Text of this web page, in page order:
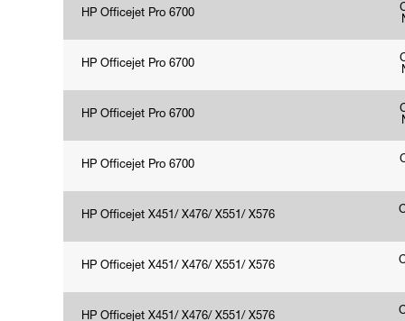
HP Officejet Pro 6700
HP Officejet Pro 6700
HP Officejet Pro 6700
HP Officejet Pro 6700
HP Officejet X451/ X476/ X551/ X576
HP Officejet X451/ X476/ X551/ X576
HP Officejet X451/ X476/ X551/ X576